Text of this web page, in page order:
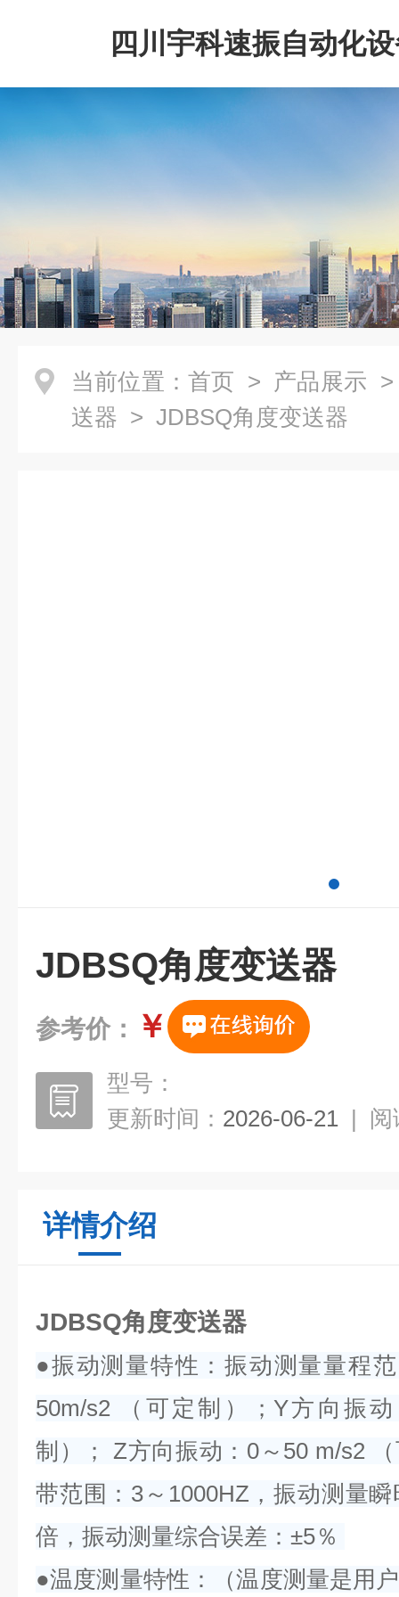
四川宇科速振自动化
公司
当前位置： 首页 > 产品展示
送器 > JDBSQ角度变送器
JDBSQ角度变送器
参考价： ￥
型号：
更新时间： 2026-06-21 | 阅
详情介绍
JDBSQ角度变送器
●振动测量特性：振动测量量程
50m/s2 （可定制）；Y方向振
制）； Z方向振动：0～50 m/s2
带范围：3～1000HZ，振动测量
倍，振动测量综合误差：±5％
●温度测量特性：（温度测量是用